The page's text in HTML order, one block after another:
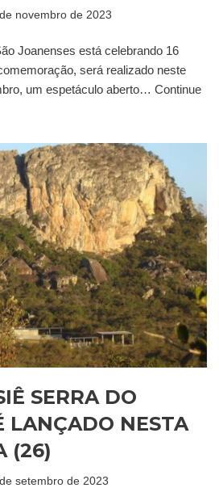
novembro de 2023
Joanenses está celebrando 16
será realizado neste
um espetáculo aberto… Continue
SERRA DO
LANÇADO NESTA
(26)
setembro de 2023